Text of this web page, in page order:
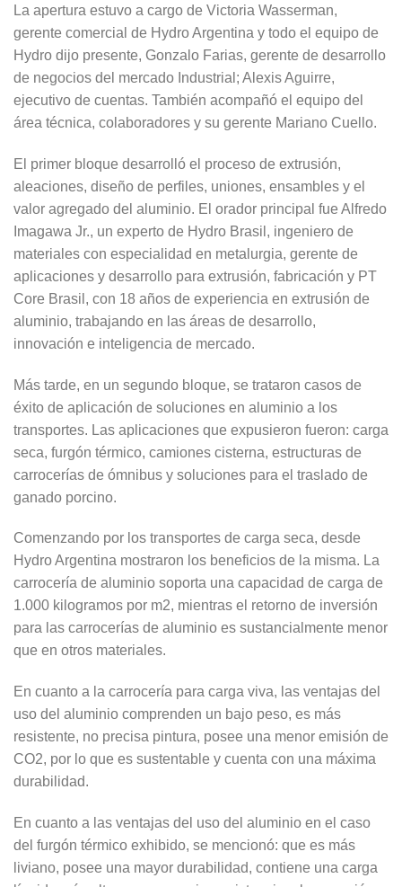
La apertura estuvo a cargo de Victoria Wasserman,
gerente comercial de Hydro Argentina y todo el equipo de
Hydro dijo presente, Gonzalo Farias, gerente de desarrollo
de negocios del mercado Industrial; Alexis Aguirre,
ejecutivo de cuentas. También acompañó el equipo del
área técnica, colaboradores y su gerente Mariano Cuello.
El primer bloque desarrolló el proceso de extrusión,
aleaciones, diseño de perfiles, uniones, ensambles y el
valor agregado del aluminio. El orador principal fue Alfredo
Imagawa Jr., un experto de Hydro Brasil, ingeniero de
materiales con especialidad en metalurgia, gerente de
aplicaciones y desarrollo para extrusión, fabricación y PT
Core Brasil, con 18 años de experiencia en extrusión de
aluminio, trabajando en las áreas de desarrollo,
innovación e inteligencia de mercado.
Más tarde, en un segundo bloque, se trataron casos de
éxito de aplicación de soluciones en aluminio a los
transportes. Las aplicaciones que expusieron fueron: carga
seca, furgón térmico, camiones cisterna, estructuras de
carrocerías de ómnibus y soluciones para el traslado de
ganado porcino.
Comenzando por los transportes de carga seca, desde
Hydro Argentina mostraron los beneficios de la misma. La
carrocería de aluminio soporta una capacidad de carga de
1.000 kilogramos por m2, mientras el retorno de inversión
para las carrocerías de aluminio es sustancialmente menor
que en otros materiales.
En cuanto a la carrocería para carga viva, las ventajas del
uso del aluminio comprenden un bajo peso, es más
resistente, no precisa pintura, posee una menor emisión de
CO2, por lo que es sustentable y cuenta con una máxima
durabilidad.
En cuanto a las ventajas del uso del aluminio en el caso
del furgón térmico exhibido, se mencionó: que es más
liviano, posee una mayor durabilidad, contiene una carga